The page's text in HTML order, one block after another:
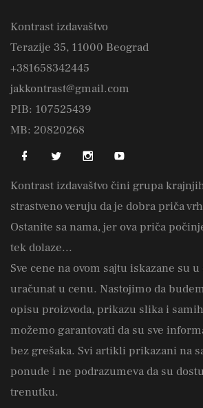
Kontrast izdavaštvo
Terazije 35, 11000 Beograd
+381658342445
jakkontrast@gmail.com
PIB: 107525439
MB: 20820268
Kontrast izdavaštvo čini grupa
strastveno veruju da je dobra priča
Ostanite sa nama, jer ova priča
tek dolaze...
Sve cene na ovom sajtu iskazane su
uračunat u cenu. Nastojimo da
opisu proizvoda, prikazu slika i
možemo garantovati da su sve
bez grešaka. Svi artikli prikazani na
ponude i ne podrazumeva da su
trenutku.